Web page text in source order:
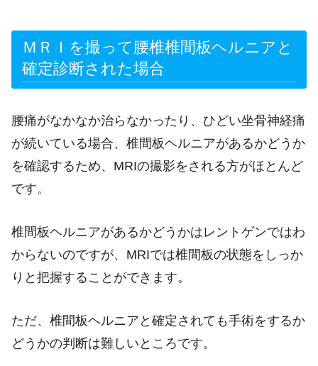
ＭＲＩを撮って腰椎椎間板ヘルニアと
確定診断された場合
腰痛がなかなか治らなかったり、ひどい坐骨神経痛
が続いている場合、椎間板ヘルニアがあるかどうか
を確認するため、MRIの撮影をされる方がほとんど
です。
椎間板ヘルニアがあるかどうかはレントゲンではわ
からないのですが、MRIでは椎間板の状態をしっか
りと把握することができます。
ただ、椎間板ヘルニアと確定されても手術をするか
どうかの判断は難しいところです。